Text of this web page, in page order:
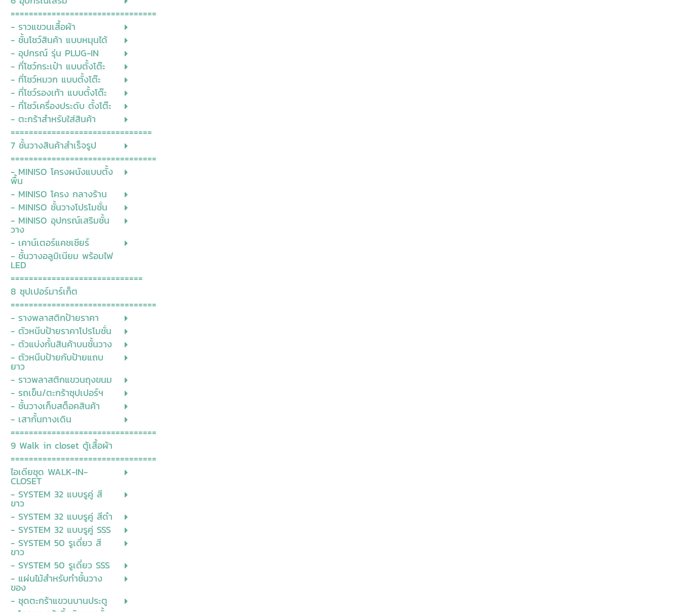
================================
- ราวแขวนเสื้อผ้า
- ชั้นโชว์สินค้า แบบหมุนได้
- อุปกรณ์ รุ่น PLUG-IN
- ที่โชว์กระเป๋า แบบตั้งโต๊ะ
- ที่โชว์หมวก แบบตั้งโต๊ะ
- ที่โชว์รองเท้า แบบตั้งโต๊ะ
- ที่โชว์เครื่องประดับ ตั้งโต๊ะ
- ตะกร้าสำหรับใส่สินค้า
===============================
7 ชั้นวางสินค้าสำเร็จรูป
================================
- MINISO โครงผนังแบบตั้ง
พื้น
- MINISO โครง กลางร้าน
- MINISO ชั้นวางโปรโมชั่น
- MINISO อุปกรณ์เสริมชั้น
วาง
- เคาน์เตอร์แคชเชียร์
- ชั้นวางอลูมิเนียม พร้อมไฟ
LED
=============================
8 ซุปเปอร์มาร์เก็ต
================================
- รางพลาสติกป้ายราคา
- ตัวหนีบป้ายราคาโปรโมชั่น
- ตัวแบ่งกั้นสินค้าบนชั้นวาง
- ตัวหนีบป้ายกับป้ายแถบ
ยาว
- ราวพลาสติกแขวนถุงขนม
- รถเข็น/ตะกร้าซุปเปอร์ฯ
- ชั้นวางเก็บสต็อคสินค้า
- เสากั้นทางเดิน
================================
9 Walk in closet ตู้เสื้อผ้า
================================
ไอเดียชุด WALK-IN-
CLOSET
- SYSTEM 32 แบบรูคู่ สี
ขาว
- SYSTEM 32 แบบรูคู่ สีดำ
- SYSTEM 32 แบบรูคู่ SSS
- SYSTEM 50 รูเดี่ยว สี
ขาว
- SYSTEM 50 รูเดี่ยว SSS
- แผ่นไม้สำหรับทำชั้นวาง
ของ
- ชุดตะกร้าแขวนบานประตู